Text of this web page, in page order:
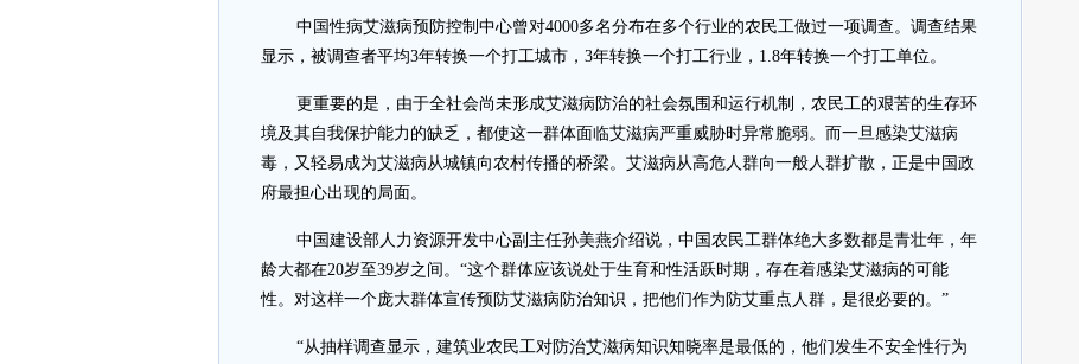
中国性病艾滋病预防控制中心曾对4000多名分布在多个行业的农民工做过一项调查。调查结果
显示，被调查者平均3年转换一个打工城市，3年转换一个打工行业，1.8年转换一个打工单位。
更重要的是，由于全社会尚未形成艾滋病防治的社会氛围和运行机制，农民工的艰苦的生存环
境及其自我保护能力的缺乏，都使这一群体面临艾滋病严重威胁时异常脆弱。而一旦感染艾滋病
毒，又轻易成为艾滋病从城镇向农村传播的桥梁。艾滋病从高危人群向一般人群扩散，正是中国政
府最担心出现的局面。
中国建设部人力资源开发中心副主任孙美燕介绍说，中国农民工群体绝大多数都是青壮年，年
龄大都在20岁至39岁之间。“这个群体应该说处于生育和性活跃时期，存在着感染艾滋病的可能
性。对这样一个庞大群体宣传预防艾滋病防治知识，把他们作为防艾重点人群，是很必要的。”
“从抽样调查显示，建筑业农民工对防治艾滋病知识知晓率是最低的，他们发生不安全性行为